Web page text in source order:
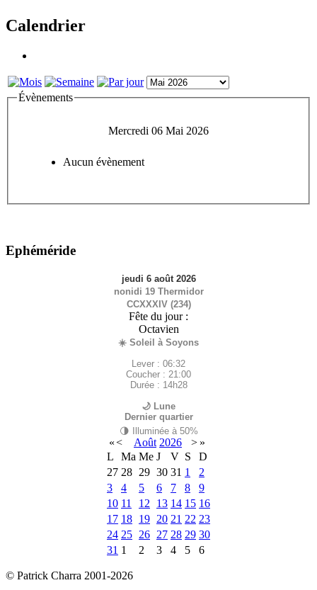
Calendrier
Évènements
Mercredi 06 Mai 2026
Aucun évènement
Ephéméride
jeudi 6 août 2026
nonidi 19 Thermidor
CCXXXIV (234)
Fête du jour :
Octavien
☀️ Soleil à Soyons
Lever : 06:32
Coucher : 21:00
Durée : 14h28
🌙 Lune
Dernier quartier
🌗 Illuminée à 50%
«< Août 2026 > »
L
Ma Me J V S
D
27 28 29 30 31 1
2
3
4 5 6 7 8
9
10 11 12 13 14 15 16
17 18 19 20 21 22 23
24 25 26 27 28 29 30
31 1 2 3 4 5 6
© Patrick Charra 2001-2026